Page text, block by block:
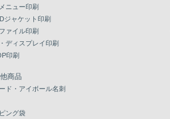
ニュー印刷
ジャケット印刷
ァイル印刷
ディスプレイ印刷
印刷
商品
ド・アイボール名刺
ング袋